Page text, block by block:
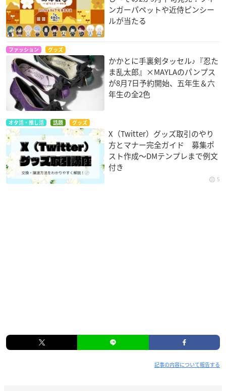
ンガーパペットや近侍ピンシー
ルが当たる
ファッション グッズ
かかとに手裏剣タッセル♪『忍た
ま乱太郎』×MAYLAのパンプス
が8月7日予約開始、五年生＆六
年生の全2色
オタ活・推し活 話題 グッズ
X（Twitter）グッズ取引のやり
方とマナー完全ガイド 募集ポ
スト作成〜DMテンプレまで例文
付き
5
記事の内容について報告する